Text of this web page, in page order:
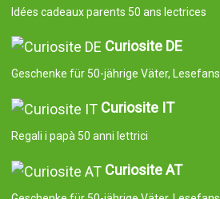
Idées cadeaux parents 50 ans lectrices
Curiosite DE
Geschenke für 50-jährige Väter, Lesefans
Curiosite IT
Regali i papà 50 anni lettrici
Curiosite AT